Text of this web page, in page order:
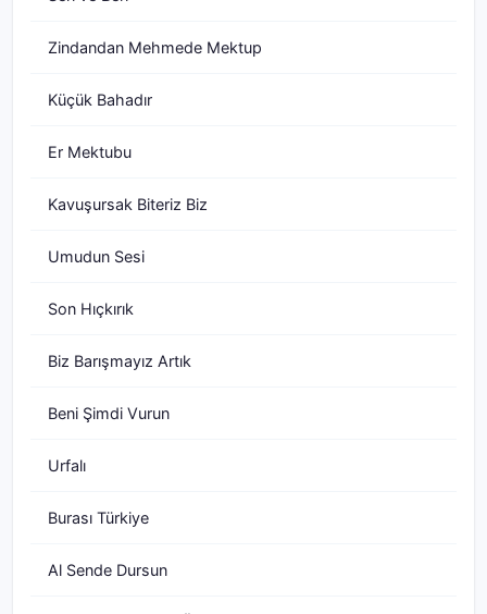
Zindandan Mehmede Mektup
Küçük Bahadır
Er Mektubu
Kavuşursak Biteriz Biz
Umudun Sesi
Son Hıçkırık
Biz Barışmayız Artık
Beni Şimdi Vurun
Urfalı
Burası Türkiye
Al Sende Dursun